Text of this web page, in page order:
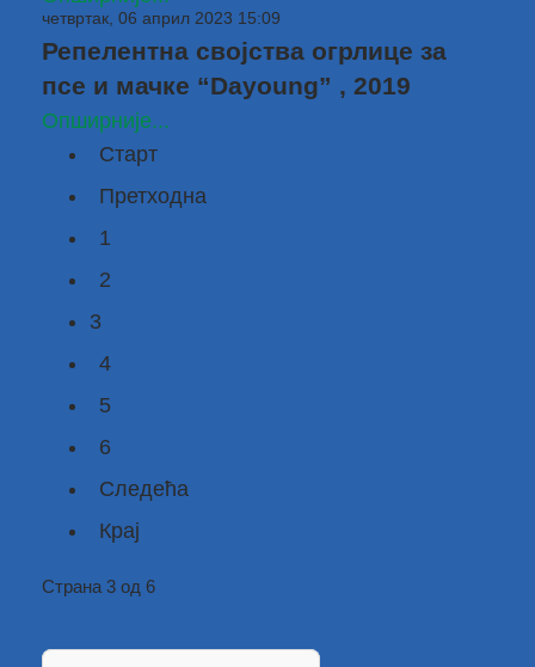
четвртак, 06 април 2023 15:09
Репелентна својства огрлице за
псе и мачке “Dayoung” , 2019
Опширније...
Старт
Претходна
1
2
3
4
5
6
Следећа
Крај
Страна 3 од 6